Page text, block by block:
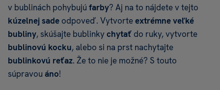
v bublinách pohybujú farby? Aj na to nájdete v tejto
kúzelnej sade odpoveď. Vytvorteextrémne veľké
bubliny, skúšajte bublinkychytať do ruky, vytvorte
bublinovú kocku, alebo si na prst nachytajte
bublinkovú reťaz. Že to nie je možné? S touto
súpravou áno!